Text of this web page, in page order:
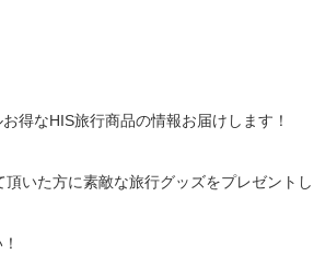
得なHIS旅行商品の情報お届けします！
頂いた方に素敵な旅行グッズをプレゼント